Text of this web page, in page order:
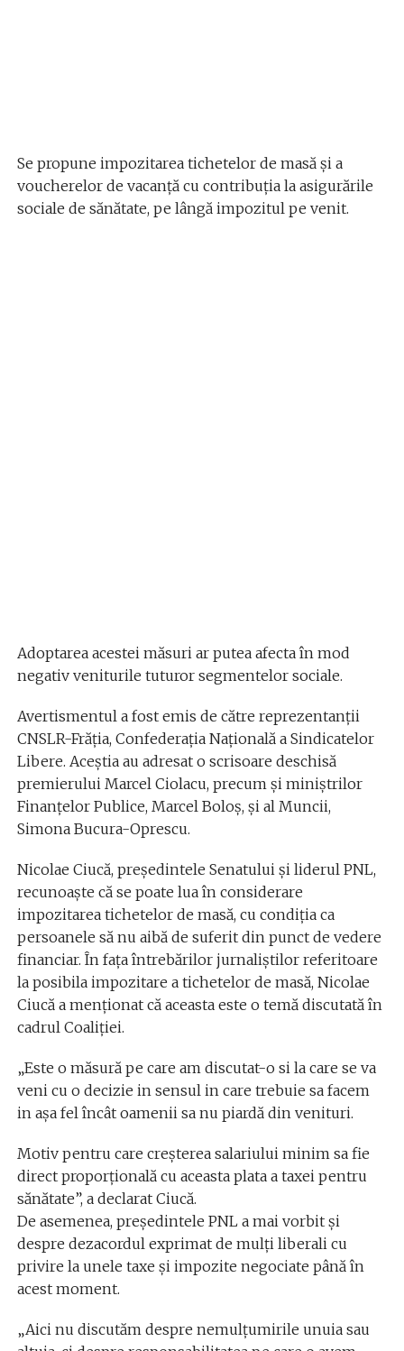
Se propune impozitarea tichetelor de masă și a
voucherelor de vacanță cu contribuția la asigurările
sociale de sănătate, pe lângă impozitul pe venit.
Adoptarea acestei măsuri ar putea afecta în mod
negativ veniturile tuturor segmentelor sociale.
Avertismentul a fost emis de către reprezentanții
CNSLR-Frăția, Confederația Națională a Sindicatelor
Libere. Aceștia au adresat o scrisoare deschisă
premierului Marcel Ciolacu, precum și miniștrilor
Finanțelor Publice, Marcel Boloș, și al Muncii,
Simona Bucura-Oprescu.
Nicolae Ciucă, președintele Senatului și liderul PNL,
recunoaște că se poate lua în considerare
impozitarea tichetelor de masă, cu condiția ca
persoanele să nu aibă de suferit din punct de vedere
financiar. În fața întrebărilor jurnaliștilor referitoare
la posibila impozitare a tichetelor de masă, Nicolae
Ciucă a menționat că aceasta este o temă discutată în
cadrul Coaliției.
„Este o măsură pe care am discutat-o si la care se va
veni cu o decizie in sensul in care trebuie sa facem
in așa fel încât oamenii sa nu piardă din venituri.
Motiv pentru care creșterea salariului minim sa fie
direct proporțională cu aceasta plata a taxei pentru
sănătate”, a declarat Ciucă.
De asemenea, președintele PNL a mai vorbit și
despre dezacordul exprimat de mulți liberali cu
privire la unele taxe și impozite negociate până în
acest moment.
„Aici nu discutăm despre nemulțumirile unuia sau